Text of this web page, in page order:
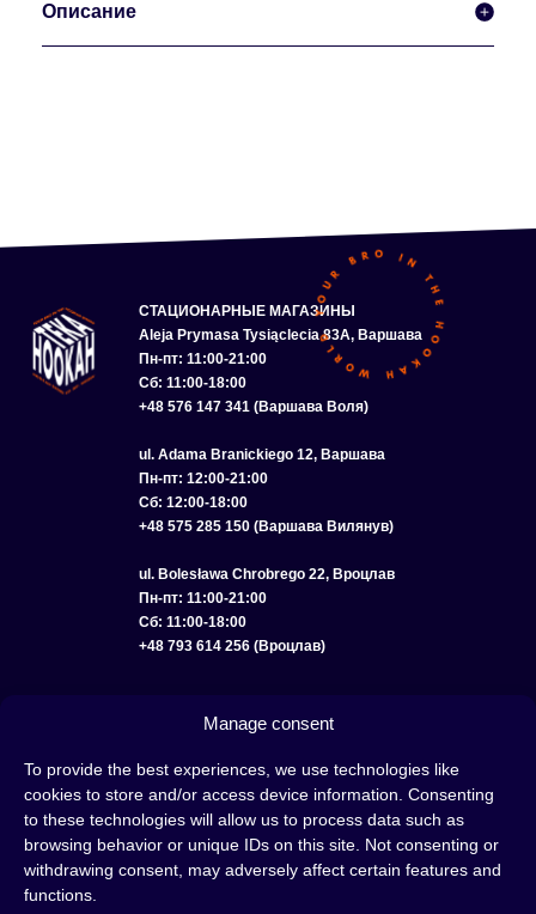
Manage consent
To provide the best experiences, we use technologies like
cookies to store and/or access device information. Consenting
to these technologies will allow us to process data such as
browsing behavior or unique IDs on this site. Not consenting or
withdrawing consent, may adversely affect certain features and
functions.
Описание
СТАЦИОНАРНЫЕ МАГАЗИНЫ
Aleja Prymasa Tysiąclecia 83A, Варшава
Пн-пт: 11:00-21:00
Сб: 11:00-18:00
+48 576 147 341 (Варшава Воля)
ul. Adama Branickiego 12, Варшава
Пн-пт: 12:00-21:00
Сб: 12:00-18:00
+48 575 285 150 (Варшава Вилянув)
ul. Bolesława Chrobrego 22, Вроцлав
Пн-пт: 11:00-21:00
Сб: 11:00-18:00
+48 793 614 256 (Вроцлав)
УСЛОВИЯ ИСПОЛЬЗОВАНИЯ ПОЛИТИКА COOKIE